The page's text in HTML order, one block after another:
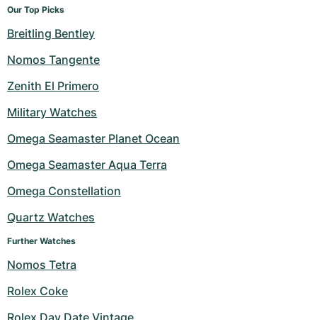
Oyster Perpetual
Yacht-Master
Yacht-Master II
Sky-Dweller
Submariner
Rotonde
Crash
Pasha
Baignoire
Ballon Blanc
Gebruikte horloges
Bentley
Transocean
Cockpit
Super Avenger
Galactic
Gebruikte horloges
Grand Carrera
Gebruikte horloges
Dameshorloges
Portugieser
Da Vinci
Aquatimer
GST
Vintage
King Power
Gebruikte horloges
Our Top Picks
Breitling Bentley
Nomos Tangente
Zenith El Primero
Military Watches
Omega Seamaster Planet Ocean
Omega Seamaster Aqua Terra
Omega Constellation
Quartz Watches
Further Watches
Nomos Tetra
Rolex Coke
Rolex Day Date Vintage